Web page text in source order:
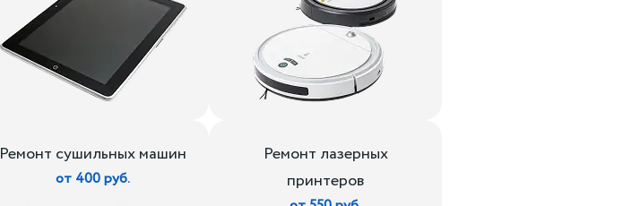
Ремонт сушильных машин
от 400 руб.
Ремонт лазерных
принтеров